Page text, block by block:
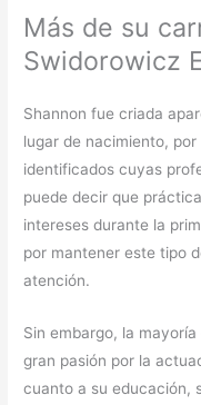
Más de su
Swidorowicz
Shannon fue criada
lugar de nacimiento,
identificados cuyas
puede decir que
intereses durante la
por mantener este tipo
atención.
Sin embargo, la
gran pasión por la
cuanto a su educación,